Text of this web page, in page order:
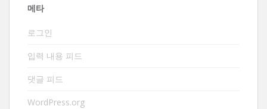
메타
로그인
입력 내용 피드
댓글 피드
WordPress.org